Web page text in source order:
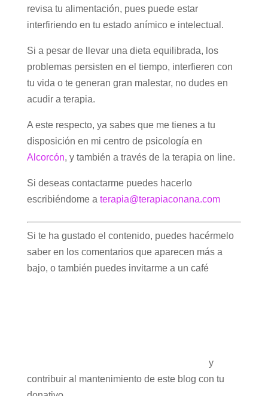
revisa tu alimentación, pues puede estar
interfiriendo en tu estado anímico e intelectual.
Si a pesar de llevar una dieta equilibrada, los
problemas persisten en el tiempo, interfieren con
tu vida o te generan gran malestar, no dudes en
acudir a terapia.
A este respecto, ya sabes que me tienes a tu
disposición en mi centro de psicología en
Alcorcón, y también a través de la terapia on line.
Si deseas contactarme puedes hacerlo
escribiéndome a terapia@terapiaconana.com
Si te ha gustado el contenido, puedes hacérmelo
saber en los comentarios que aparecen más a
bajo, o también puedes invitarme a un café
y
contribuir al mantenimiento de este blog con tu